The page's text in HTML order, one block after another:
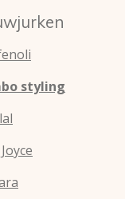
styling